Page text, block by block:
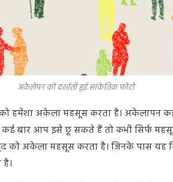
हुई सांकेतिक फोटो
हमेशा अकेला महसूस करता है। अकेलापन
कई बार आप इसे छू सकते हैं तो कभी सिर्फ
को अकेला महसूस करता है। जिनके पास यह